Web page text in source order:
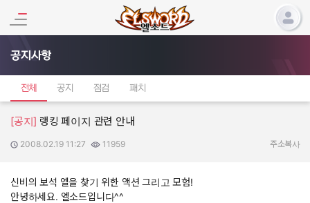
공지사항
전체 공지 점검 패치
[공지] 랭킹 페이지 관련 안내
작성일:
2008.02.19 11:27
조회수: 11959 주소복사
신비의 보석 엘을 찾기 위한 액션 그리고 모험!
안녕하세요. 엘소드입니다^^